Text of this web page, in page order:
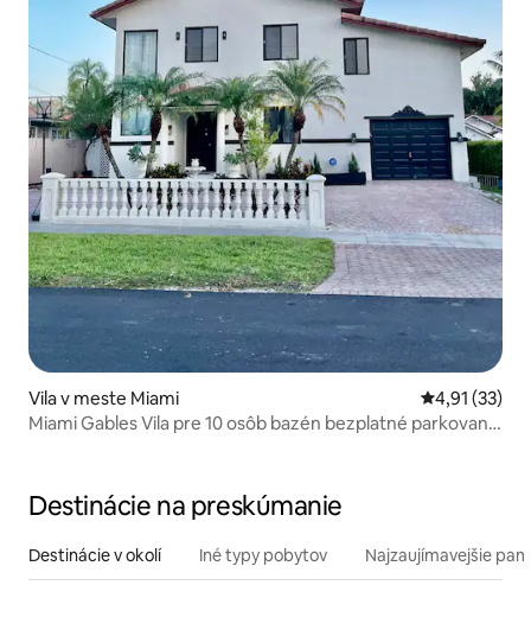
Vila v meste Miami Priemerné
4,91 (33)
Miami Gables Vila pre 10 osôb bazén bezplatné parkovanie
Destinácie na preskúmanie
Destinácie v okolí Iné typy pobytov Najzaujímavejšie